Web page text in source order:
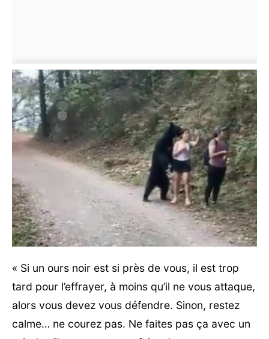
« Si un ours noir est si près de vous, il est trop
tard pour l’effrayer, à moins qu’il ne vous attaque,
alors vous devez vous défendre. Sinon, restez
calme… ne courez pas. Ne faites pas ça avec un